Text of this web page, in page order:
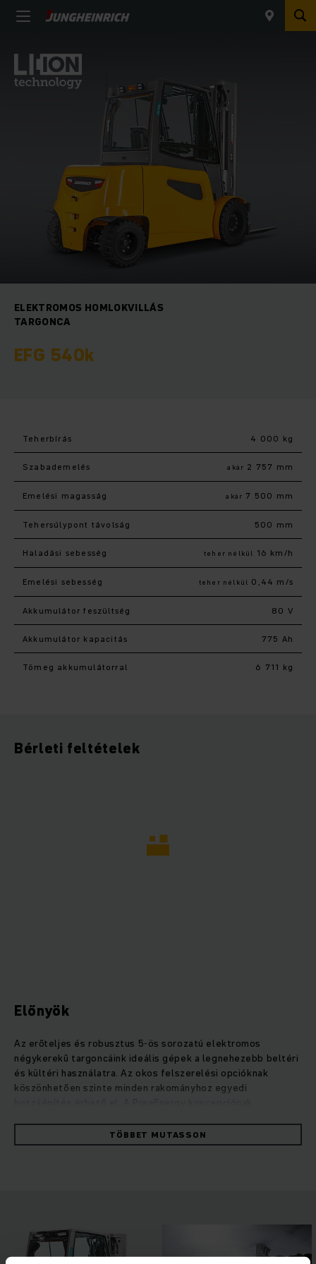
ELEKTROMOS HOMLOKVILLÁS
TARGONCA
EFG 540k
Teherbírás 4 000 kg
Szabademelés akár 2 757 mm
Emelési magasság akár 7 500 mm
Tehersúlypont távolság 500 mm
Haladási sebesség teher nélkül 16 km/h
Emelési sebesség teher nélkül 0,44 m/s
Akkumulátor feszültség 80 V
Akkumulátor kapacitás 775 Ah
Tömeg akkumulátorral 6 711 kg
Bérleti feltételek
Előnyök
Az erőteljes és robusztus 5-ös sorozatú elektromos
négykerekű targoncáink ideális gépek a legnehezebb beltéri
és kültéri használatra. Az okos felszerelési opcióknak
köszönhetően szinte minden rakományhoz egyedi
optimális energia- és költséghatékonysággal végzik el a
feladatokat. VDI-ciklusok alapján végzett mérések
alkalmazási profilhoz egyedileg illeszkednek, maximális
teljesítményt biztosítanak minden esetben. Különböző
TÖBBET MUTASSON